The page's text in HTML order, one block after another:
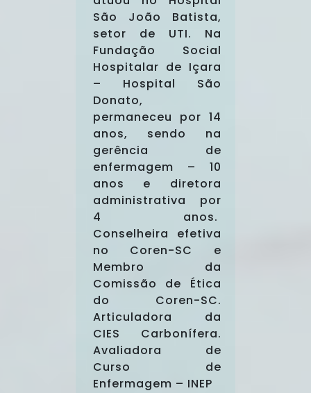
São João Batista,
setor de UTI. Na
Fundação Social
Hospitalar de Içara
– Hospital São
Donato,
permaneceu por 14
anos, sendo na
gerência de
enfermagem – 10
anos e diretora
administrativa por
4 anos.
Conselheira efetiva
no Coren-SC e
Membro da
Comissão de Ética
do Coren-SC.
Articuladora da
CIES Carbonífera.
Avaliadora de
Curso de
Enfermagem – INEP